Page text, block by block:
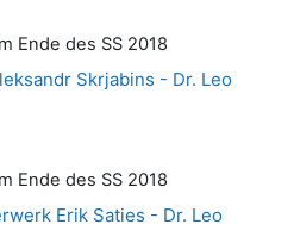
Ende des SS 2018
Skrjabins - Dr. Leo
Ende des SS 2018
Erik Saties - Dr. Leo